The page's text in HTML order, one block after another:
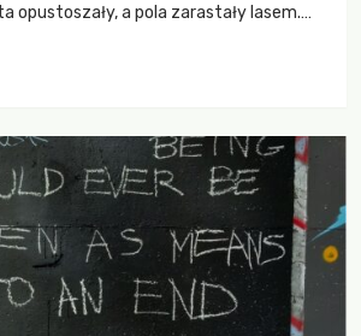
opustoszały, a pola zarastały lasem.
w swoich dziejach.